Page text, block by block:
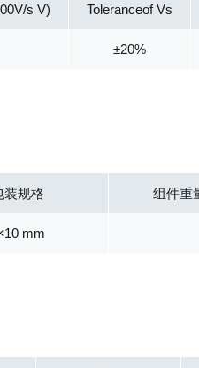
s V) Toleranceof Vs
±20%
装规格
mm
组件重